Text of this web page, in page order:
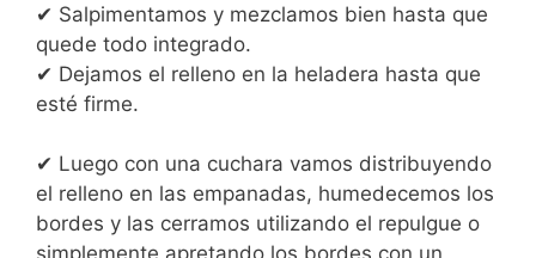
✔ Salpimentamos y mezclamos bien hasta que
quede todo integrado.
✔ Dejamos el relleno en la heladera hasta que
esté firme.
✔ Luego con una cuchara vamos distribuyendo
el relleno en las empanadas, humedecemos los
bordes y las cerramos utilizando el repulgue o